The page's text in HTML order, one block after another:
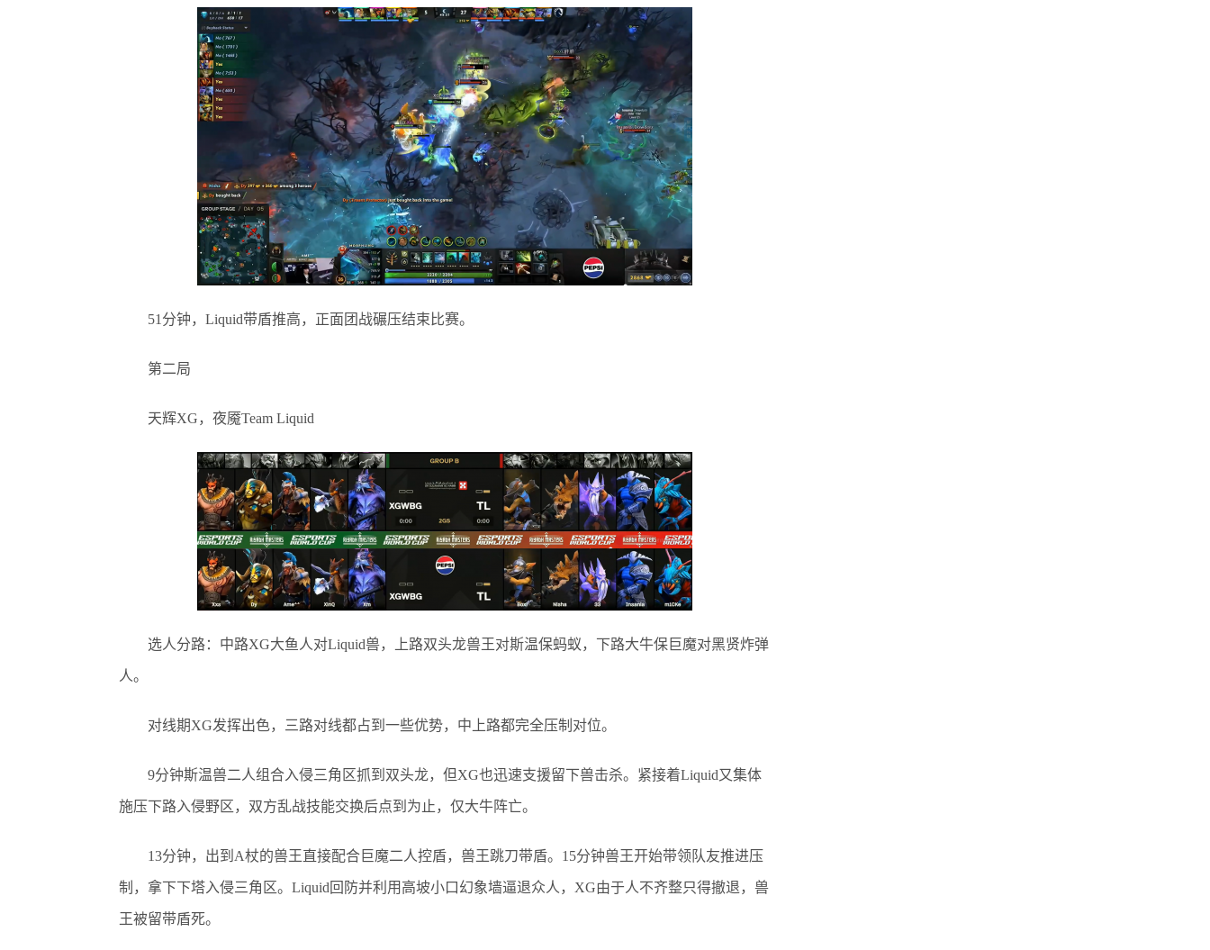
51分钟，Liquid带盾推高，正面团战碾压结束比赛。
第二局
天辉XG，夜魇Team Liquid
选人分路：中路XG大鱼人对Liquid兽，上路双头龙兽王对斯温保蚂蚁，下路大牛保巨魔对黑贤炸弹
人。
对线期XG发挥出色，三路对线都占到一些优势，中上路都完全压制对位。
9分钟斯温兽二人组合入侵三角区抓到双头龙，但XG也迅速支援留下兽击杀。紧接着Liquid又集体
施压下路入侵野区，双方乱战技能交换后点到为止，仅大牛阵亡。
13分钟，出到A杖的兽王直接配合巨魔二人控盾，兽王跳刀带盾。15分钟兽王开始带领队友推进压
制，拿下下塔入侵三角区。Liquid回防并利用高坡小口幻象墙逼退众人，XG由于人不齐整只得撤退，兽
王被留带盾死。